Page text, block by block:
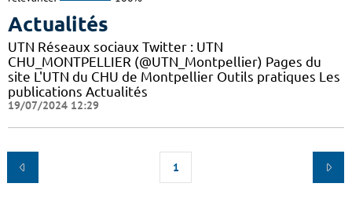
Actualités
UTN Réseaux sociaux Twitter : UTN
CHU_MONTPELLIER (@UTN_Montpellier) Pages du
site L'UTN du CHU de Montpellier Outils pratiques Les
publications Actualités
19/07/2024 12:29
1